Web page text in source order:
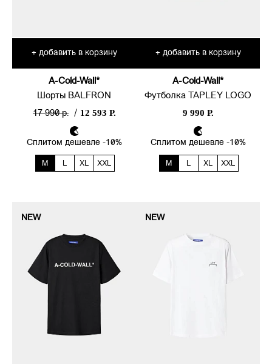
+ добавить в корзину
A-Cold-Wall*
Шорты BALFRON
17 990 р.
/ 12 593 Р.
Сплитом дешевле -10%
M L XL XXL
+ добавить в корзину
A-Cold-Wall*
Футболка TAPLEY LOGO
9 990 Р.
Сплитом дешевле -10%
M L XL XXL
NEW NEW